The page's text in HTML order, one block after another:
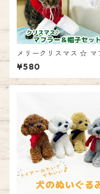
メリークリスマス ☆ マ
＆ 帽子 セット♪ サン
ース 猫用 犬用 犬猫兼用
の子 女の子 インスタ映
¥580